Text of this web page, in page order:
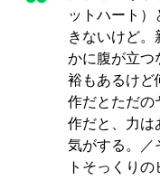
ットハート）
きないけど。
かに腹が立つ
裕もあるけど
作だとただの
作だと、力は
気がする。／
トそっくり